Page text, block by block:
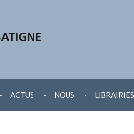
. ACTUS . NOUS . LIBRAIRIES